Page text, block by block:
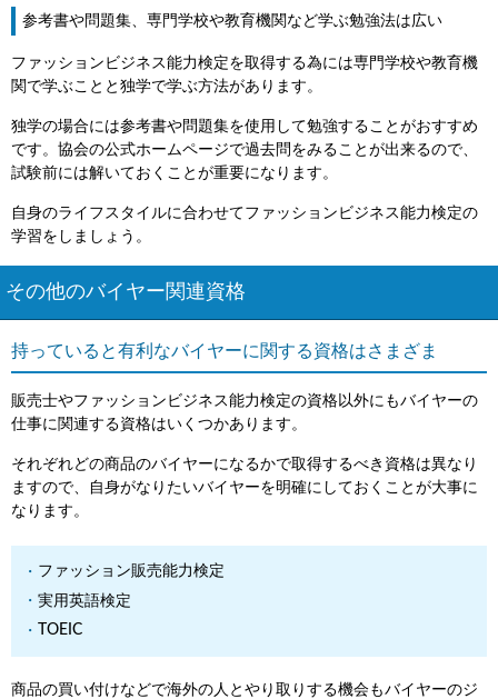
参考書や問題集、専門学校や教育機関など学ぶ勉強法は広い
ファッションビジネス能力検定を取得する為には専門学校や教育機
関で学ぶことと独学で学ぶ方法があります。
独学の場合には参考書や問題集を使用して勉強することがおすすめ
です。協会の公式ホームページで過去問をみることが出来るので、
試験前には解いておくことが重要になります。
自身のライフスタイルに合わせてファッションビジネス能力検定の
学習をしましょう。
その他のバイヤー関連資格
持っていると有利なバイヤーに関する資格はさまざま
販売士やファッションビジネス能力検定の資格以外にもバイヤーの
仕事に関連する資格はいくつかあります。
それぞれどの商品のバイヤーになるかで取得するべき資格は異なり
ますので、自身がなりたいバイヤーを明確にしておくことが大事に
なります。
ファッション販売能力検定
実用英語検定
TOEIC
商品の買い付けなどで海外の人とやり取りする機会もバイヤーのジ